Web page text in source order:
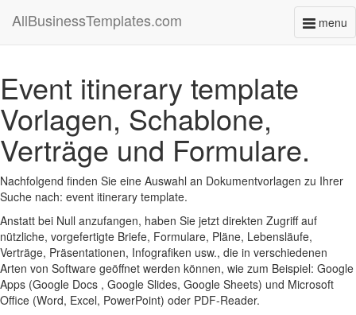
menu
AllBusinessTemplates.com
Event itinerary template
Vorlagen, Schablone,
Verträge und Formulare.
Nachfolgend finden Sie eine Auswahl an Dokumentvorlagen zu Ihrer
Suche nach: event itinerary template.
Anstatt bei Null anzufangen, haben Sie jetzt direkten Zugriff auf
nützliche, vorgefertigte Briefe, Formulare, Pläne, Lebensläufe,
Verträge, Präsentationen, Infografiken usw., die in verschiedenen
Arten von Software geöffnet werden können, wie zum Beispiel: Google
Apps (Google Docs , Google Slides, Google Sheets) und Microsoft
Office (Word, Excel, PowerPoint) oder PDF-Reader.